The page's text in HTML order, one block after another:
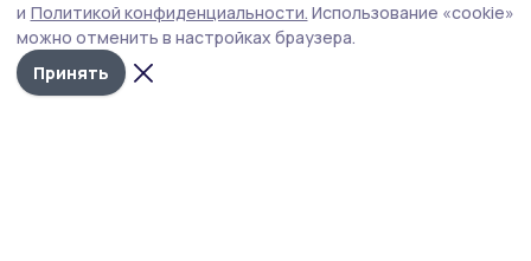
и Политикой конфиденциальности. Использование «cookie»
можно отменить в настройках браузера.
Принять